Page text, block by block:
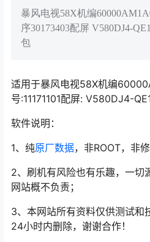
暴风电视58X机编
序30173403配屏 V580DJ4-
包
适用于暴风电视58X机编
号:11171101配屏: V580DJ4-
软件说明：
1、纯原厂数据，非ROOT，非
2、刷机有风险也有乐趣，一切
网站概不负责；
3、本网站所有资料仅供测试和
24小时内删除，谢谢合作！